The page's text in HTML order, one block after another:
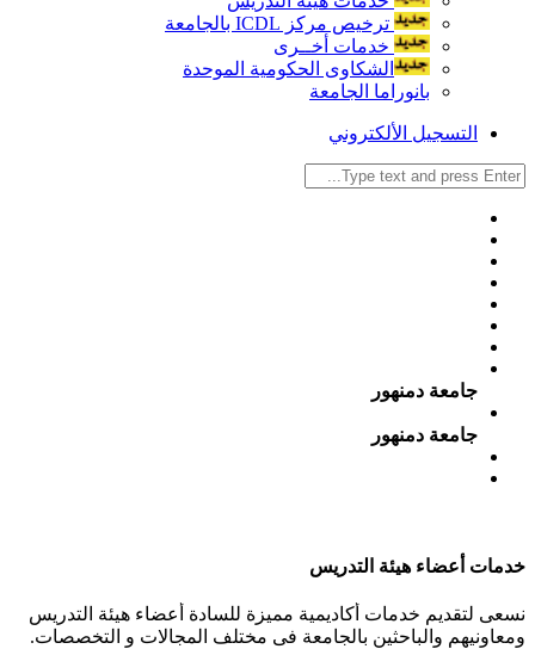
ترخيص مركز ICDL بالجامعة
خدمات أخــرى
الشكاوى الحكومية الموحدة
بانوراما الجامعة
التسجيل الألكتروني
جامعة دمنهور
جامعة دمنهور
خدمات أعضاء هيئة التدريس
نسعى لتقديم خدمات أكاديمية مميزة للسادة أعضاء هيئة التدريس
ومعاونيهم والباحثين بالجامعة فى مختلف المجالات و التخصصات.